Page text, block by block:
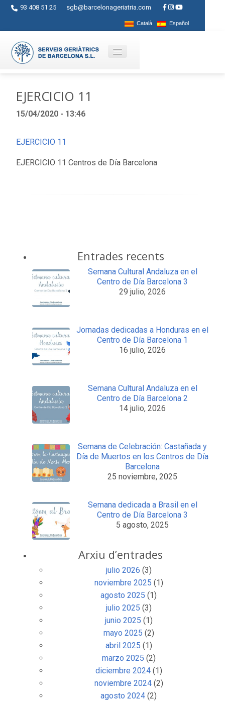
93 408 51 25 sgb@barcelonageriatria.com
Català Español
Servicios
EJERCICIO 11
15/04/2020 - 13:46
EJERCICIO 11
EJERCICIO 11 Centros de Día Barcelona
Entrades recents
Semana Cultural Andaluza en el
Centro de Día Barcelona 3
29 julio, 2026
Jornadas dedicadas a Honduras en el
Centro de Día Barcelona 1
16 julio, 2026
Semana Cultural Andaluza en el
Centro de Día Barcelona 2
14 julio, 2026
Semana de Celebración: Castañada y
Día de Muertos en los Centros de Día
Barcelona
25 noviembre, 2025
Semana dedicada a Brasil en el
Centro de Día Barcelona 3
5 agosto, 2025
Arxiu d’entrades
julio 2026 (3)
noviembre 2025 (1)
agosto 2025 (1)
julio 2025 (3)
junio 2025 (1)
mayo 2025 (2)
abril 2025 (1)
marzo 2025 (2)
diciembre 2024(1)
noviembre 2024(2)
agosto 2024 (2)